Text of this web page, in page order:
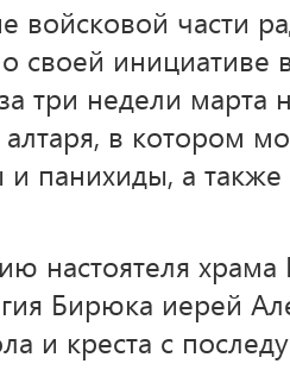
войсковой части
своей инициативе
три недели марта
в котором
панихиды, а также
настоятеля
Бирюка иерей
и креста с